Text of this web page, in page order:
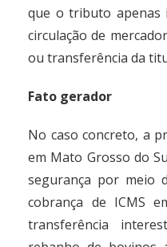
que o tributo apenas
circulação de
ou transferência da
Fato gerador
No caso concreto, a
em Mato Grosso do
segurança por meio
cobrança de ICMS
transferência